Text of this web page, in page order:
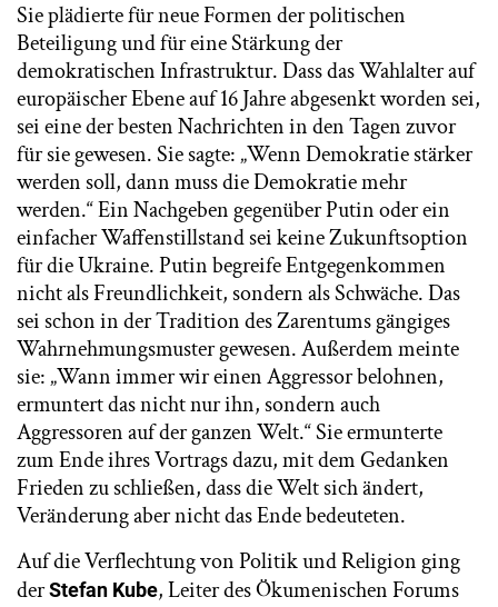
Sie plädierte für neue Formen der politischen
Beteiligung und für eine Stärkung der
demokratischen Infrastruktur. Dass das Wahlalter auf
europäischer Ebene auf 16 Jahre abgesenkt worden sei,
sei eine der besten Nachrichten in den Tagen zuvor
für sie gewesen. Sie sagte: „Wenn Demokratie stärker
werden soll, dann muss die Demokratie mehr
werden.“ Ein Nachgeben gegenüber Putin oder ein
einfacher Waffenstillstand sei keine Zukunftsoption
für die Ukraine. Putin begreife Entgegenkommen
nicht als Freundlichkeit, sondern als Schwäche. Das
sei schon in der Tradition des Zarentums gängiges
Wahrnehmungsmuster gewesen. Außerdem meinte
sie: „Wann immer wir einen Aggressor belohnen,
ermuntert das nicht nur ihn, sondern auch
Aggressoren auf der ganzen Welt.“ Sie ermunterte
zum Ende ihres Vortrags dazu, mit dem Gedanken
Frieden zu schließen, dass die Welt sich ändert,
Veränderung aber nicht das Ende bedeuteten.
Auf die Verflechtung von Politik und Religion ging
derStefan Kube, Leiter des Ökumenischen Forums